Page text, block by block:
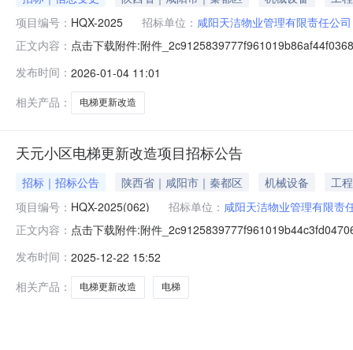
项目编号： HQX-2025 招标单位： 咸阳天洁物业管理有限责任公司
正文内容： 点击下载附件:附件
发布时间： 2026-01-04 11:01
相关产品：
电梯更新改造
天元小区电梯更新改造项目招标公告
招标｜招标公告 陕西省｜咸阳市｜秦都区 机械设备
工程
项目编号： HQX-2025(062) 招标单位： 咸阳天洁物业管理有限责
正文内容： 点击下载附件:附件
发布时间： 2025-12-22 15:52
相关产品：
电梯更新改造 电梯